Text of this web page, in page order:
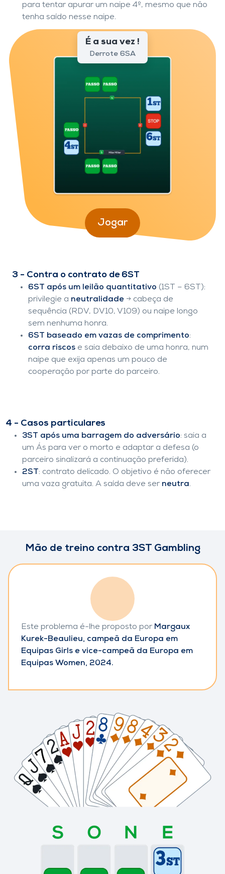
para tentar apurar um naipe 4º, mesmo que não
tenha saído nesse naipe.
É a sua vez !
Derrote 6SA
Jogar
3 - Contra o contrato de 6ST
6ST após um leilão quantitativo (1ST – 6ST):
privilegie a neutralidade → cabeça de
sequência (RDV, DV10, V109) ou naipe longo
sem nenhuma honra.
6ST baseado em vazas de comprimento:
corra riscos e saia debaixo de uma honra, num
naipe que exija apenas um pouco de
cooperação por parte do parceiro.
4 - Casos particulares
3ST após uma barragem do adversário: saia a
um Ás para ver o morto e adaptar a defesa (o
parceiro sinalizará a continuação preferida).
2ST: contrato delicado. O objetivo é não oferecer
uma vaza gratuita. A saída deve ser neutra.
Mão de treino contra 3ST Gambling
Este problema é-lhe proposto por Margaux
Kurek-Beaulieu, campeã da Europa em
Equipas Girls e vice-campeã da Europa em
Equipas Women, 2024.